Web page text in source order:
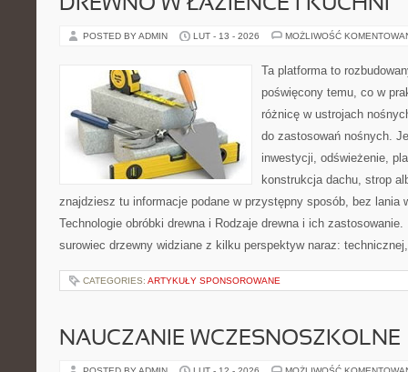
DREWNO W ŁAZIENCE I KUCHNI
POSTED BY ADMIN LUT - 13 - 2026 MOŻLIWOŚĆ
Ta platforma to
poświęcony temu, co w
różnicę w ustrojach
do zastosowań nośnych.
inwestycji, odświeżenie,
konstrukcja dachu, strop
znajdziesz tu informacje podane w przystępny sposób, bez lania
Technologie obróbki drewna i Rodzaje drewna i ich
surowiec drzewny widziane z kilku perspektyw naraz:
CATEGORIES: ARTYKUŁY SPONSOROWANE
NAUCZANIE WCZESNOSZKOLNE